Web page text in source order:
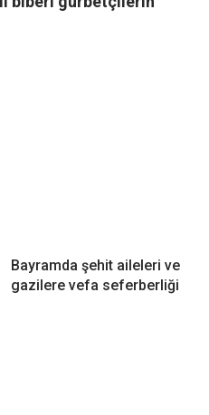
Bayramda şehit aileleri ve
gazilere vefa seferberliği